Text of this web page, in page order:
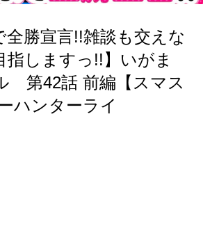
全勝宣言!!雑談も交えな
指しますっ!!】いがま
第42話 前編【スマス
ハンターライ